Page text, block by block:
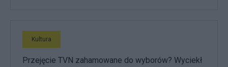
Kultura
Przejęcie TVN zahamowane do wyborów? Wyciekł